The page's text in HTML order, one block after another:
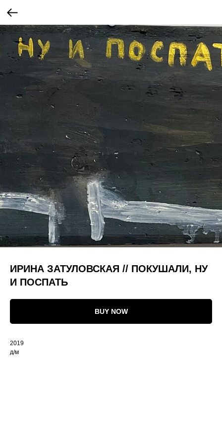
ИРИНА ЗАТУЛОВСКАЯ // ПОКУШАЛИ, НУ
И ПОСПАТЬ
BUY NOW
2019
д/м